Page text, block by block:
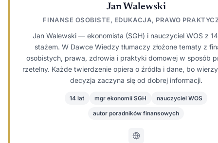
Jan Walewski
FINANSE OSOBISTE, EDUKACJA, PRAWO
Jan Walewski — ekonomista (SGH) i nauczyciel WOS z
stażem. W Dawce Wiedzy tłumaczy złożone tematy z
osobistych, prawa, zdrowia i praktyki domowej w sposób
rzetelny. Każde twierdzenie opiera o źródła i dane, bo
decyzja zaczyna się od dobrej informacji.
14 lat mgr ekonomii SGH nauczyciel WOS
autor poradników finansowych